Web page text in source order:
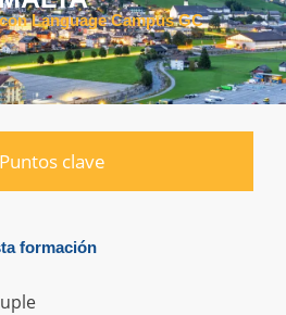
Language Campus GC
Puntos clave
formación